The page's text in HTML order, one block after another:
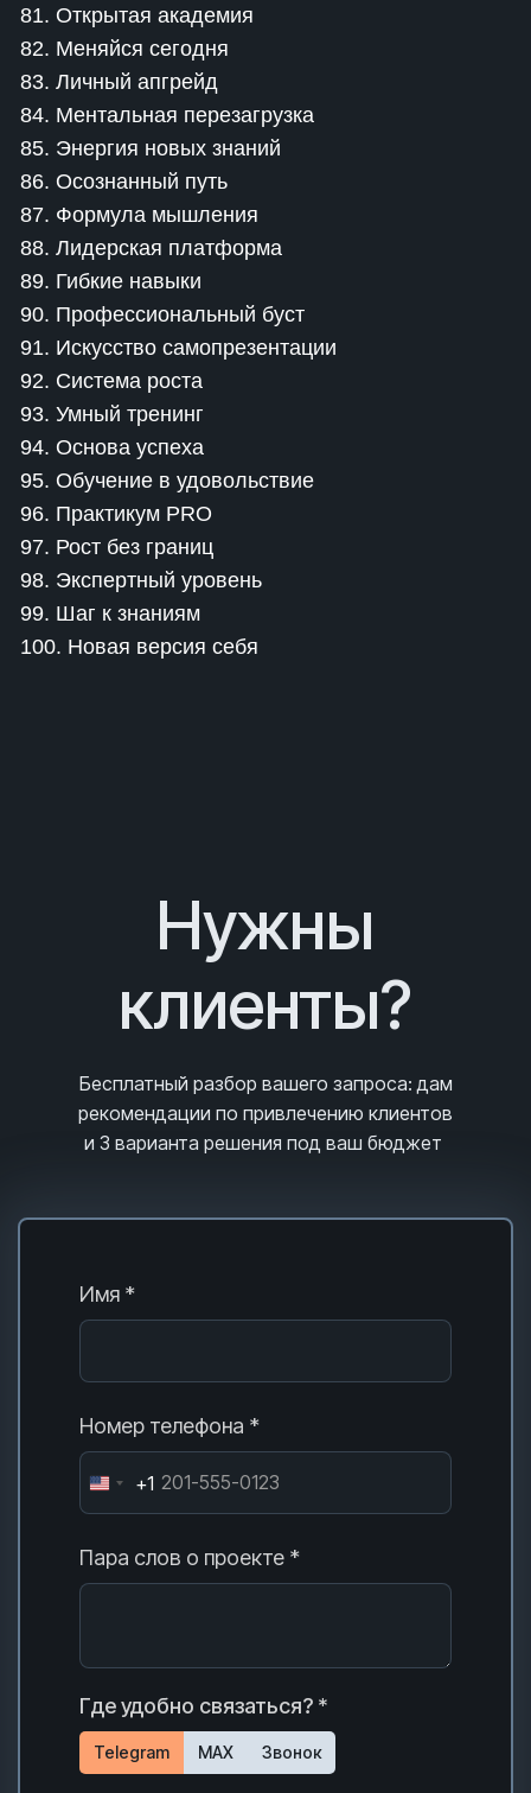
81. Открытая академия
82. Меняйся сегодня
83. Личный апгрейд
84. Ментальная перезагрузка
85. Энергия новых знаний
86. Осознанный путь
87. Формула мышления
88. Лидерская платформа
89. Гибкие навыки
90. Профессиональный буст
91. Искусство самопрезентации
92. Система роста
93. Умный тренинг
94. Основа успеха
95. Обучение в удовольствие
96. Практикум PRO
97. Рост без границ
98. Экспертный уровень
99. Шаг к знаниям
100. Новая версия себя
Нужны
клиенты?
Бесплатный разбор вашего запроса: дам
рекомендации по привлечению клиентов
и 3 варианта решения под ваш бюджет
Имя *
Номер телефона *
+1
Пара слов о проекте *
Где удобно связаться? *
Telegram MAX Звонок